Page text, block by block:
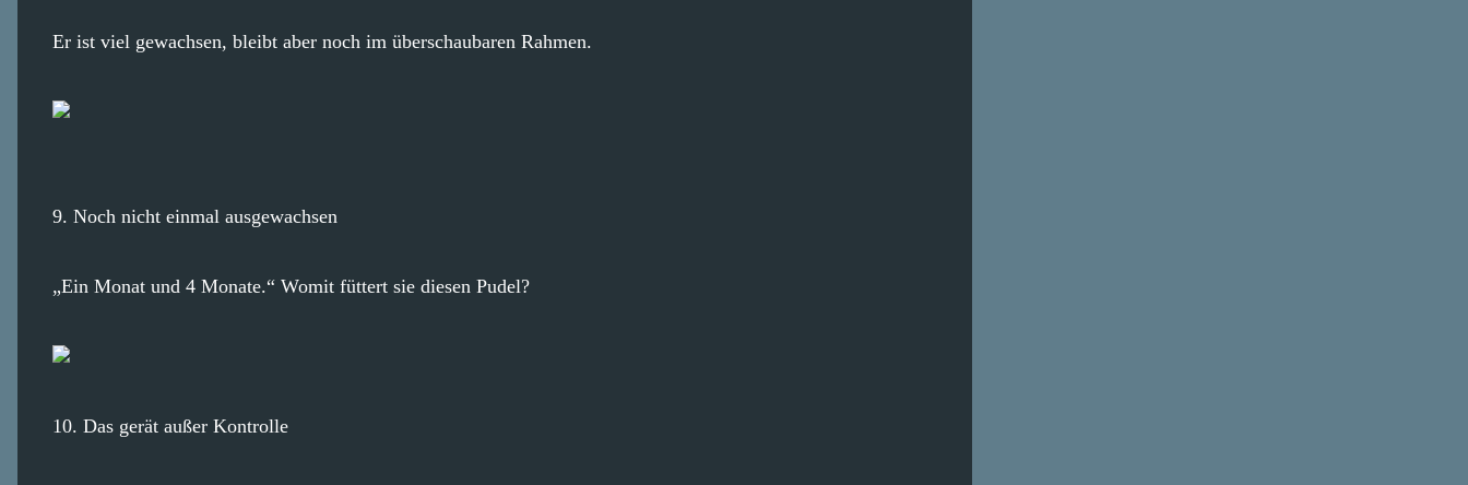
Er ist viel gewachsen, bleibt aber noch im überschaubaren Rahmen.
9. Noch nicht einmal ausgewachsen
„Ein Monat und 4 Monate.“ Womit füttert sie diesen Pudel?
10. Das gerät außer Kontrolle